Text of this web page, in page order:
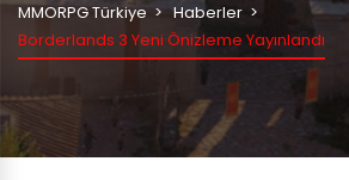
MMORPG Türkiye
Haberler
Borderlands 3 Yeni Önizleme Yayınlandı